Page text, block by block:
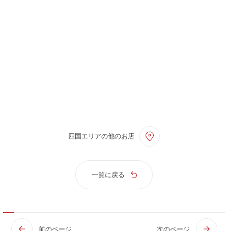
四国エリアの他のお店
一覧に戻る
前のページ 次のページ